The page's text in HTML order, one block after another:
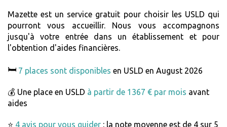
Mazette est un service gratuit pour choisir les USLD qui
pourront vous accueillir. Nous vous accompagnons
jusqu'à votre entrée dans un établissement et pour
l'obtention d'aides financières.
🛏️ 7 places sont disponibles en USLD en August 2026
💰 Une place en USLD à partir de 1367 € par mois avant
aides
⭐ 4 avis pour vous guider : la note moyenne est de 4 sur 5